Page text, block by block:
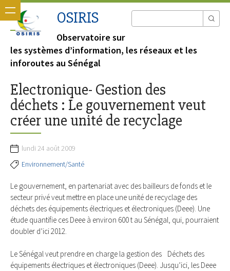
OSIRIS
Observatoire sur
les systèmes d’information, les réseaux et les
inforoutes au Sénégal
Electroni­que- Gestion des
déchets : Le gouvernement veut
créer une unité de recyclage
lundi 24 août 2009
Environnement/Santé
Le gouvernement, en partenariat avec des bailleurs de fonds et le
secteur privé veut mettre en place une unité de recyclage des
déchets des équipements électriques et électroniques (Deee). Une
étude quantifie ces Deee à en­viron 600 t au Sénégal, qui, pourraient
doubler d’ici 2012.
Le Sénégal veut prendre en charge la gestion des Déchets des
équipements électriques et électroni­ques (Deee). Jusqu’ici, les Deee